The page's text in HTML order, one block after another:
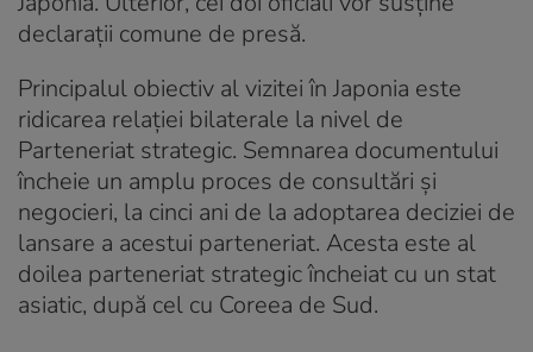
declaraţii comune de presă.
Principalul obiectiv al vizitei în Japonia este
ridicarea relaţiei bilaterale la nivel de
Parteneriat strategic. Semnarea documentului
încheie un amplu proces de consultări şi
negocieri, la cinci ani de la adoptarea deciziei de
lansare a acestui parteneriat. Acesta este al
doilea parteneriat strategic încheiat cu un stat
asiatic, după cel cu Coreea de Sud.